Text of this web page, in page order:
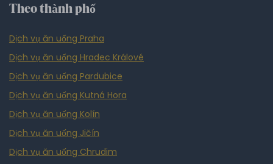
Theo thành phố
Dịch vụ ăn uống Praha
Dịch vụ ăn uống Hradec Králové
Dịch vụ ăn uống Pardubice
Dịch vụ ăn uống Kutná Hora
Dịch vụ ăn uống Kolín
Dịch vụ ăn uống Jičín
Dịch vụ ăn uống Chrudim